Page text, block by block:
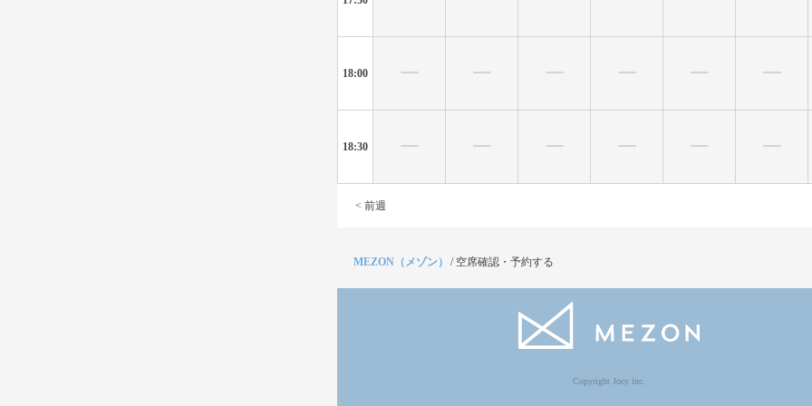
18:00
18:30
< 前週
MEZON（メゾン） / 空席確認・予約する
Copyright Jocy inc.